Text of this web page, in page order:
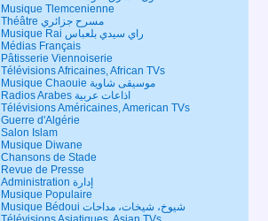
Musique Tlemcenienne
Théâtre مسرح جزائري
Musique Rai راي سيدي بلعباس
Médias Français
Pâtisserie Viennoiserie
Télévisions Africaines, African TVs
Musique Chaouie موسيقى شاوية
Radios Arabes اذاعات عربية
Télévisions Américaines, American TVs
Guerre d'Algérie
Salon Islam
Musique Diwane
Chansons de Stade
Revue de Presse
Administration إدارة
Musique Populaire
Musique Bédoui شيوخ، شيخات، مداحات